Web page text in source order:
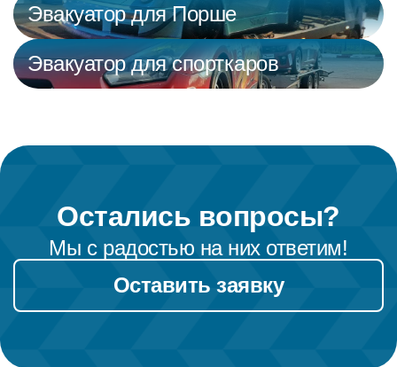
Эвакуатор для Порше
Эвакуатор для спорткаров
Остались вопросы?
Мы с радостью на них ответим!
Оставить заявку